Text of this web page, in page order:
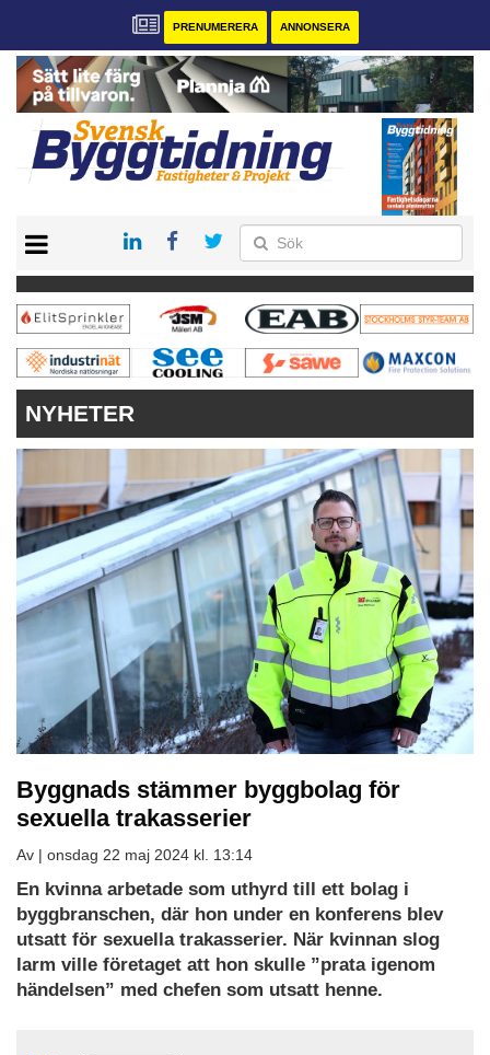
PRENUMERERA ANNONSERA
PRENUMERERA
VÅRA ANDRA MAGASIN
ANNONSERA
KONTAKT
NYHETER
Byggnads stämmer byggbolag för
sexuella trakasserier
Av | onsdag 22 maj 2024 kl. 13:14
En kvinna arbetade som uthyrd till ett bolag i
byggbranschen, där hon under en konferens blev
utsatt för sexuella trakasserier. När kvinnan slog
larm ville företaget att hon skulle ”prata igenom
händelsen” med chefen som utsatt henne.